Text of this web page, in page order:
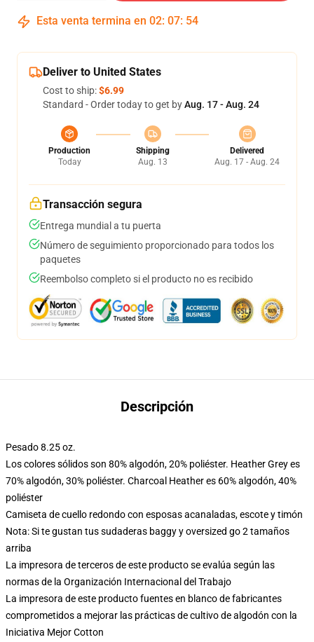
Esta venta termina en 02: 07: 54
Deliver to United States
Cost to ship:$6.99
Standard - Order today to get byAug. 17 - Aug. 24
Production
Today
Shipping
Aug. 13
Delivered
Aug. 17 - Aug. 24
Transacción segura
Entrega mundial a tu puerta
Número de seguimiento proporcionado para todos los
paquetes
Reembolso completo si el producto no es recibido
Descripción
Pesado 8.25 oz.
Los colores sólidos son 80% algodón, 20% poliéster. Heather Grey es
70% algodón, 30% poliéster. Charcoal Heather es 60% algodón, 40%
poliéster
Camiseta de cuello redondo con esposas acanaladas, escote y timón
Nota: Si te gustan tus sudaderas baggy y oversized go 2 tamaños
arriba
La impresora de terceros de este producto se evalúa según las
normas de la Organización Internacional del Trabajo
La impresora de este producto fuentes en blanco de fabricantes
comprometidos a mejorar las prácticas de cultivo de algodón con la
Iniciativa Mejor Cotton